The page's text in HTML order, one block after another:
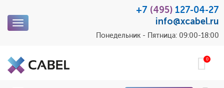
Toggle
+7 (495) 127-04-27
info@xcabel.ru
Понедельник - Пятница: 09:00-18:00
0